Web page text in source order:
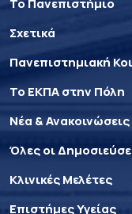
Σχετικά
Πανεπιστημιακή
Το ΕΚΠΑ στην Πόλη
Νέα & Ανακοινώσεις
Όλες οι
Κλινικές Μελέτες
Επιστήμες Υγείας